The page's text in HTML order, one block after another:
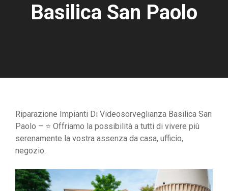
Basilica San Paolo
Riparazione Impianti Di Videosorveglianza Basilica San
Paolo – ⭐ Offriamo la possibilità a tutti di vivere più
serenamente la vostra assenza da casa, ufficio,
negozio.